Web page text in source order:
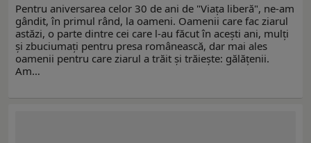
Pentru aniversarea celor 30 de ani de "Viaţa liberă", ne-am
gândit, în primul rând, la oameni. Oamenii care fac ziarul
astăzi, o parte dintre cei care l-au făcut în aceşti ani, mulţi
şi zbuciumaţi pentru presa românească, dar mai ales
oamenii pentru care ziarul a trăit şi trăieşte: gălăţenii.
Am…